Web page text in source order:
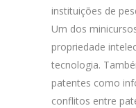
instituições de
Um dos
propriedade
tecnologia.
patentes como
conflitos entre